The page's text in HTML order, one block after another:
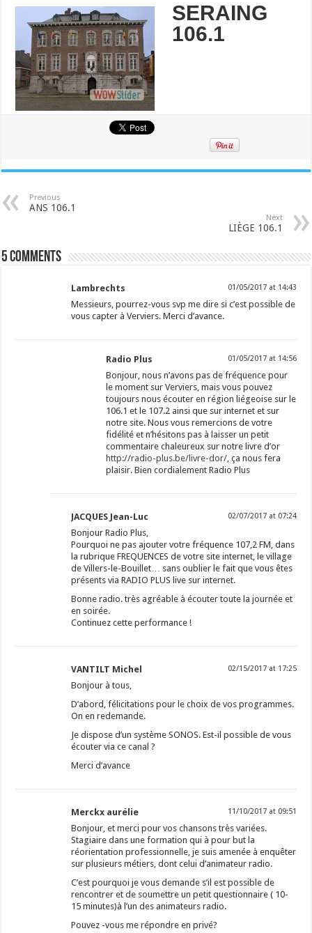
SERAING
106.1
Previous
ANS 106.1
Next
LIÈGE 106.1
5 comments
Lambrechts 01/05/2017 at 14:43
Messieurs, pourrez-vous svp me dire si c’est possible de
vous capter à Verviers. Merci d’avance.
Radio Plus 01/05/2017 at 14:56
Bonjour, nous n’avons pas de fréquence pour
le moment sur Verviers, mais vous pouvez
toujours nous écouter en région liégeoise sur le
106.1 et le 107.2 ainsi que sur internet et sur
notre site. Nous vous remercions de votre
fidélité et n’hésitons pas à laisser un petit
commentaire chaleureux sur notre livre d’or
http://radio-plus.be/livre-dor/ , ça nous fera
plaisir. Bien cordialement Radio Plus
JACQUES Jean-Luc 02/07/2017 at 07:24
Bonjour Radio Plus,
Pourquoi ne pas ajouter votre fréquence 107,2 FM, dans
la rubrique FREQUENCES de votre site internet, le village
de Villers-le-Bouillet… sans oublier le fait que vous êtes
présents via RADIO PLUS live sur internet.
Bonne radio. très agréable à écouter toute la journée et
en soirée.
Continuez cette performance !
VANTILT Michel 02/15/2017 at 17:25
Bonjour à tous,
D’abord, félicitations pour le choix de vos programmes.
On en redemande.
Je dispose d’un système SONOS. Est-il possible de vous
écouter via ce canal ?
Merci d’avance
Merckx aurélie 11/10/2017 at 09:51
Bonjour, et merci pour vos chansons très variées.
Stagiaire dans une formation qui à pour but la
réorientation professionnelle, je suis amenée à enquêter
sur plusieurs métiers, dont celui d’animateur radio.
C’est pourquoi je vous demande s’il est possible de
rencontrer et de soumettre un petit questionnaire ( 10-
15 minutes)à l’un des animateurs radio.
Pouvez -vous me répondre en privé?